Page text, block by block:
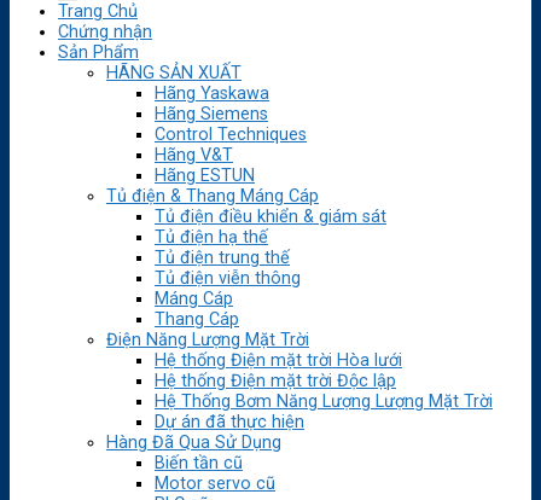
Trang Chủ
Chứng nhận
Sản Phẩm
HÃNG SẢN XUẤT
Hãng Yaskawa
Hãng Siemens
Control Techniques
Hãng V&T
Hãng ESTUN
Tủ điện & Thang Máng Cáp
Tủ điện điều khiển & giám sát
Tủ điện hạ thế
Tủ điện trung thế
Tủ điện viễn thông
Máng Cáp
Thang Cáp
Điện Năng Lượng Mặt Trời
Hệ thống Điện mặt trời Hòa lưới
Hệ thống Điện mặt trời Độc lập
Hệ Thống Bơm Năng Lượng Lượng Mặt Trời
Dự án đã thực hiện
Hàng Đã Qua Sử Dụng
Biến tần cũ
Motor servo cũ